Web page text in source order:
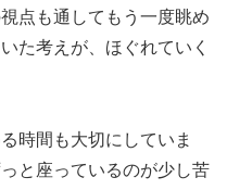
点も通してもう一度眺め
た考えが、ほぐれていく
時間も大切にしていま
と座っているのが少し苦